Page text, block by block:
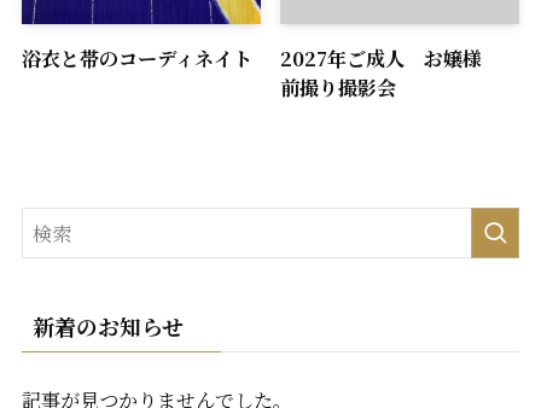
浴衣と帯のコーディネイト
2027年ご成人 お嬢様
前撮り撮影会
新着のお知らせ
記事が見つかりませんでした。